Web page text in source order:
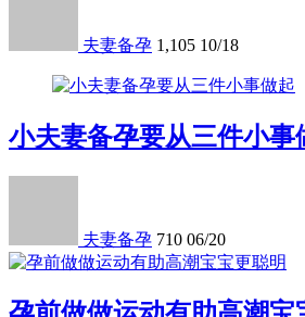
夫妻备孕 1,105 10/18
小夫妻备孕要从三件小事
夫妻备孕 710 06/20